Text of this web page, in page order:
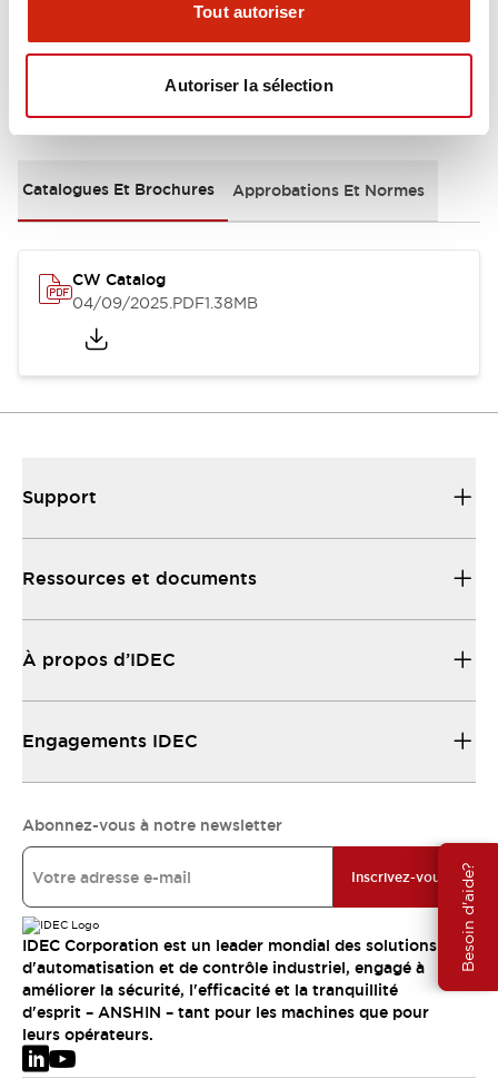
Tout autoriser
Autoriser la sélection
Besoin d'aide?
Documents et fichiers
Catalogues Et Brochures Approbations Et Normes
CW Catalog
04/09/2025.PDF1.38MB
Support
Ressources et documents
À propos d’IDEC
Engagements IDEC
Abonnez-vous à notre newsletter
Inscrivez-vous
IDEC Corporation est un leader mondial des solutions
d'automatisation et de contrôle industriel, engagé à
améliorer la sécurité, l'efficacité et la tranquillité
d'esprit – ANSHIN – tant pour les machines que pour
leurs opérateurs.